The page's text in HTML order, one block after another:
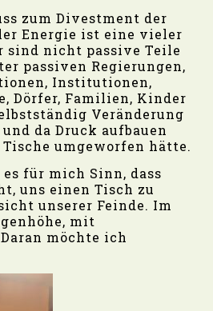
zum Divestment der
Energie ist eine vieler
sind nicht passive Teile
passiven Regierungen,
Institutionen,
Dörfer, Familien, Kinder
Veränderung
da Druck aufbauen
umgeworfen hätte.
für mich Sinn, dass
uns einen Tisch zu
unserer Feinde. Im
mit
möchte ich